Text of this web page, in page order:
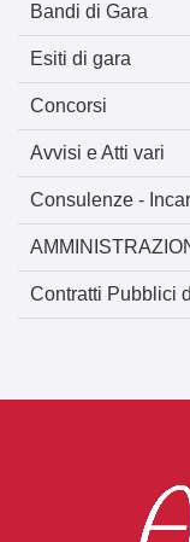
Bandi di Gara
Esiti di gara
Concorsi
Avvisi e Atti vari
Consulenze -
Contratti Pubblici